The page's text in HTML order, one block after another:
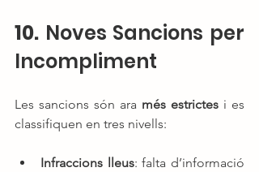
10. Noves Sancions per
Incompliment
Les sancions són ara més estrictes i es
classifiquen en tres nivells:
Infraccions lleus: falta d’informació